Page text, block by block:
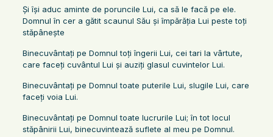
Şi îşi aduc aminte de poruncile Lui, ca să le facă pe ele.
Domnul în cer a gătit scaunul Său şi împărăţia Lui peste toţi
stăpâneşte
Binecuvântaţi pe Domnul toţi îngerii Lui, cei tari la vârtute,
care faceţi cuvântul Lui şi auziţi glasul cuvintelor Lui.
Binecuvântaţi pe Domnul toate puterile Lui, slugile Lui, care
faceţi voia Lui.
Binecuvântaţi pe Domnul toate lucrurile Lui; în tot locul
stăpânirii Lui, binecuvintează suflete al meu pe Domnul.